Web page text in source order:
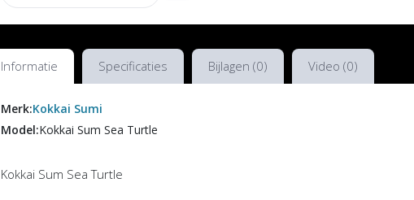
Informatie Specificaties Bijlagen (0) Video (0)
Merk:Kokkai Sumi
Model:Kokkai Sum Sea Turtle
Kokkai Sum Sea Turtle